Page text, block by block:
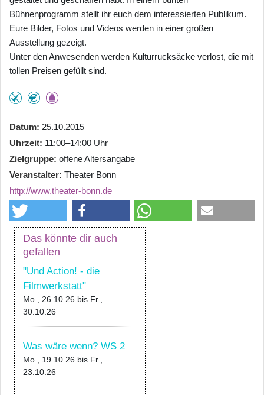
Bühnenprogramm stellt ihr euch dem interessierten Publikum.
Eure Bilder, Fotos und Videos werden in einer großen
Ausstellung gezeigt.
Unter den Anwesenden werden Kulturrucksäcke verlost, die mit
tollen Preisen gefüllt sind.
Datum 25.10.2015
Uhrzeit 11:00–14:00 Uhr
Zielgruppe offene Altersangabe
Veranstalter Theater Bonn
http://www.theater-bonn.de
Das könnte dir auch
gefallen
"Und Action! - die
Filmwerkstatt"
Mo., 26.10.26 bis Fr.,
30.10.26
Was wäre wenn? WS 2
Mo., 19.10.26 bis Fr.,
23.10.26